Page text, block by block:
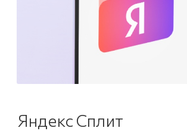
Яндекс Сплит